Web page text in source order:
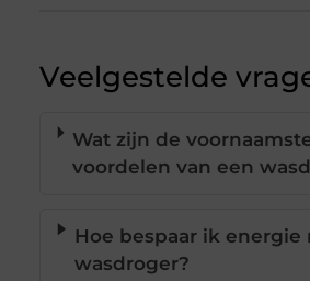
Veelgestelde
Wat zijn de
voordelen van een
Hoe bespaar ik energie
wasdroger?